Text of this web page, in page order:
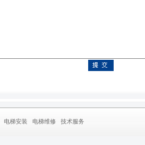
电梯安装 电梯维修 技术服务